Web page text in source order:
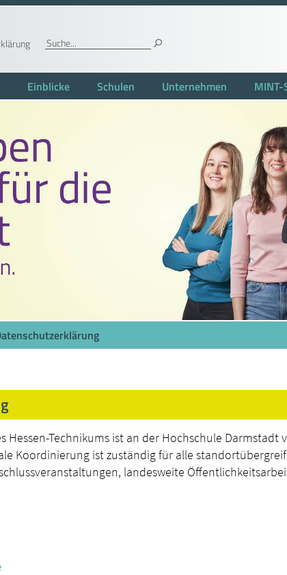
Einblicke Schulen Unternehmen
Hessen-Technikums ist an der Hochschule
Koordinierung ist zuständig für alle
landesweite